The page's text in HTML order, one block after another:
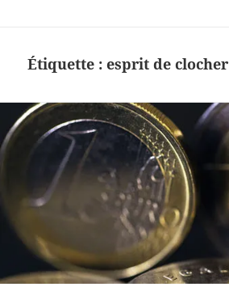
Étiquette :esprit de clocher